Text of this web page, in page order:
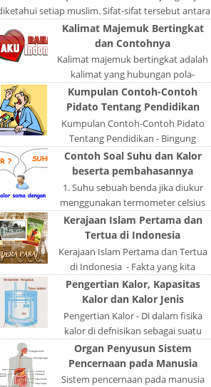
setiap muslim. Sifat-sifat tersebut antara
lain: Sifat Wajib Tulisan A...
Kalimat Majemuk Bertingkat
dan Contohnya
Kalimat majemuk bertingkat adalah
kalimat yang hubungan pola-
polanya tidak sederajat. Salah satu
pola menduduki sebagai induk
kalimat, se...
Kumpulan Contoh-Contoh
Pidato Tentang Pendidikan
Kumpulan Contoh-Contoh Pidato
Tentang Pendidikan - Bingung
ngerjain tugas bikin pidato sekolah?
Atau sedang nyari kumpulan
contoh-contoh ...
Contoh Soal Suhu dan Kalor
beserta pembahasannya
1. Suhu sebuah benda jika diukur
menggunakan termometer celsius
akan bernilai 45. Berapa nilai yang
ditunjukkan oleh termometer
Reamur, ...
Kerajaan Islam Pertama dan
Tertua di Indonesia
Kerajaan Islam Pertama dan Tertua
di Indonesia - Fakta yang kita
ketahui selama ini bahwa kerajaan
Samudera Pasai merupakan
kerajaan ...
Pengertian Kalor, Kapasitas
Kalor dan Kalor Jenis
Pengertian Kalor - Di dalam fisika
kalor di defnisikan sebagai suatu
bentuk energi yang dapat berpindah
atau mengalir dari benda yang ...
Organ Penyusun Sistem
Pencernaan pada Manusia
Sistem pencernaan pada manusia